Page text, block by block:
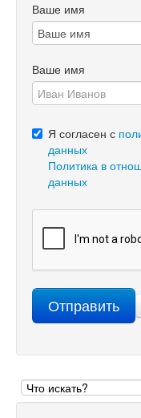
Ваше имя
Ваше имя
Я согласен с
данных
Политика в
данных
Отправить